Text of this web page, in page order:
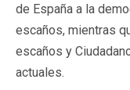
de España a la
escaños, mientras
escaños y
actuales.